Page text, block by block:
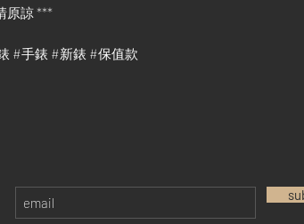
原諒 ***
#手錶 #新錶 #保值款